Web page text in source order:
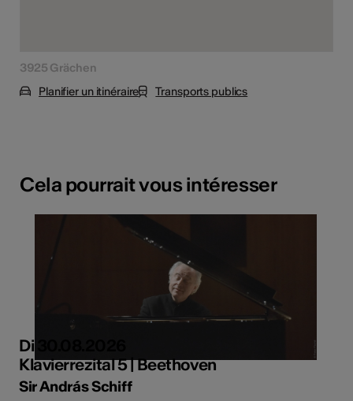
3925 Grächen
Planifier un itinéraire
Transports publics
Cela pourrait vous intéresser
Di 30.08.2026
Klavierrezital 5 | Beethoven
Sir András Schiff